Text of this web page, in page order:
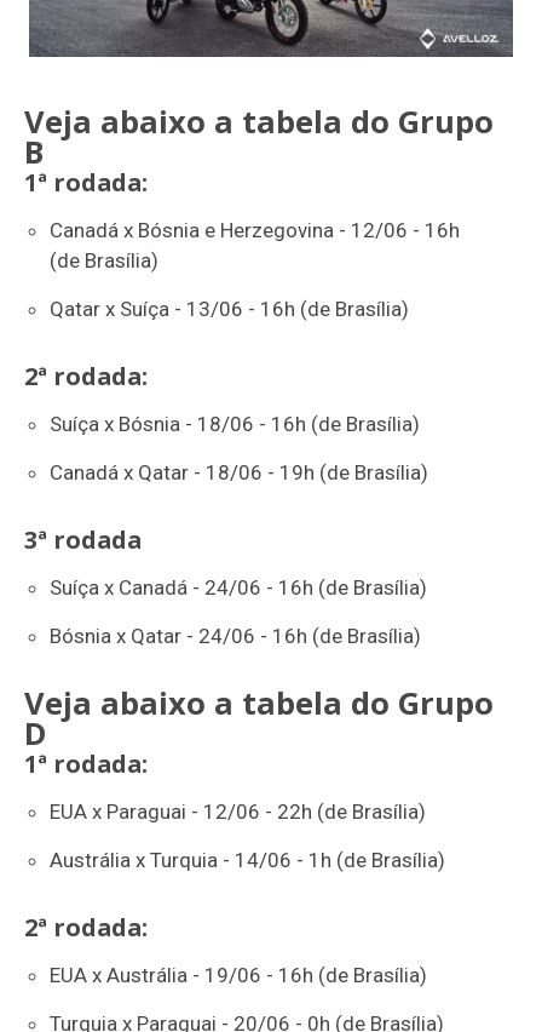
Veja abaixo a tabela do Grupo
B
1ª rodada:
Canadá x Bósnia e Herzegovina - 12/06 - 16h
(de Brasília)
Qatar x Suíça - 13/06 - 16h (de Brasília)
2ª rodada:
Suíça x Bósnia - 18/06 - 16h (de Brasília)
Canadá x Qatar - 18/06 - 19h (de Brasília)
3ª rodada
Suíça x Canadá - 24/06 - 16h (de Brasília)
Bósnia x Qatar - 24/06 - 16h (de Brasília)
Veja abaixo a tabela do Grupo
D
1ª rodada:
EUA x Paraguai - 12/06 - 22h (de Brasília)
Austrália x Turquia - 14/06 - 1h (de Brasília)
2ª rodada:
EUA x Austrália - 19/06 - 16h (de Brasília)
Turquia x Paraguai - 20/06 - 0h (de Brasília)